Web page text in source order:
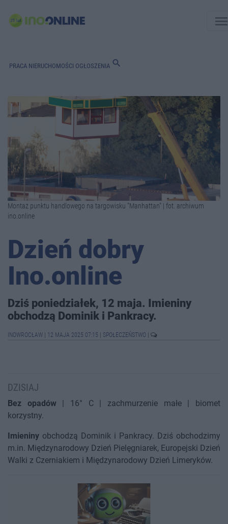
PRACA NIERUCHOMOŚCI OGŁOSZENIA search
Montaż punktu handlowego na targowisku "Manhattan" | fot. archiwum
ino.online
Dzień dobry
Ino.online
Dziś poniedziałek, 12 maja. Imieniny
obchodzą Dominik i Pankracy.
INOWROCŁAW 12 MAJA 2025 07:15 SPOŁECZEŃSTWO
DZISIAJ
Bez opadów | 16° C | zachmurzenie małe | biomet
korzystny.
Imieniny obchodzą Dominik i Pankracy. Dziś obchodzimy
m.in. Międzynarodowy Dzień Pielęgniarek, Europejski Dzień
Walki z Czerniakiem i Międzynarodowy Dzień Limeryków.